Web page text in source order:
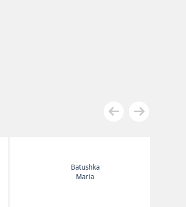
Batushka
Czernaya Liturgiya